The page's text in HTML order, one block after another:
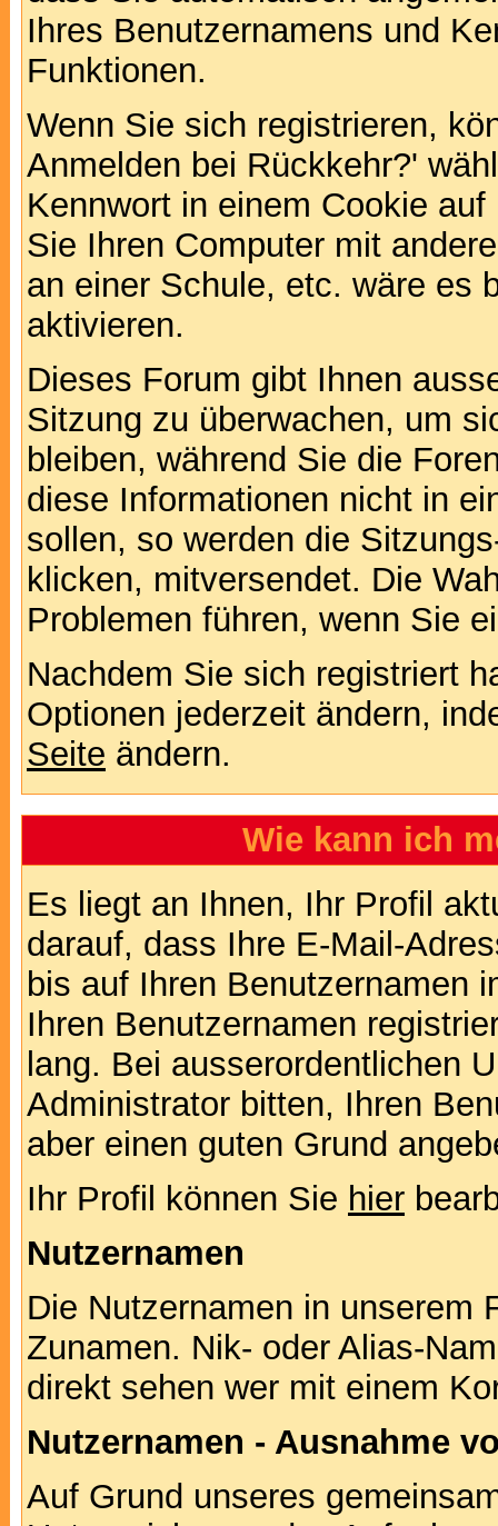
Ihres Benutzernamens und
Funktionen.
Wenn Sie sich registrieren,
Anmelden bei Rückkehr?'
Kennwort in einem Cookie
Sie Ihren Computer mit
an einer Schule, etc. wäre es
aktivieren.
Dieses Forum gibt Ihnen
Sitzung zu überwachen, um
bleiben, während Sie die
diese Informationen nicht in
sollen, so werden die
klicken, mitversendet. Die
Problemen führen, wenn Sie
Nachdem Sie sich registriert
Optionen jederzeit ändern,
Seite ändern.
Wie kann ich
Es liegt an Ihnen, Ihr Profil
darauf, dass Ihre E-Mail-
bis auf Ihren Benutzernamen
Ihren Benutzernamen
lang. Bei ausserordentlichen
Administrator bitten, Ihren
aber einen guten Grund
Ihr Profil können Sie hier
Nutzernamen
Die Nutzernamen in unserem
Zunamen. Nik- oder Alias-
direkt sehen wer mit einem
Nutzernamen - Ausnahme
Auf Grund unseres